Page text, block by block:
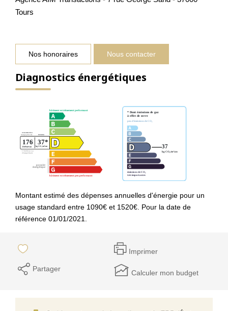
Tours
Nos honoraires Nous contacter
Diagnostics énergétiques
Montant estimé des dépenses annuelles d'énergie pour un
usage standard entre 1090€ et 1520€. Pour la date de
référence 01/01/2021.
Imprimer
Partager Calculer mon budget